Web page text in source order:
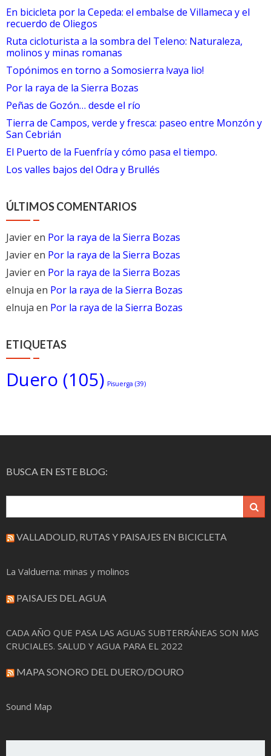
En bicicleta por la Cepeda: el embalse de Villameca y el
recuerdo de Oliegos
Ruta cicloturista a la sombra del Teleno: Naturaleza,
molinos y minas romanas
Topónimos en torno a Somosierra !vaya lio!
Por la raya de la Sierra Bozas
Peñas de Gozón… desde el río
Tierra de Campos, verde y fresca: paseo entre Monzón y
San Cebrián
El Puerto de la Fuenfría y cómo pasa el tiempo.
Los valles bajos del Odra y Brullés
ÚLTIMOS COMENTARIOS
Javieren Por la raya de la Sierra Bozas
Javieren Por la raya de la Sierra Bozas
Javieren Por la raya de la Sierra Bozas
elnuja en Por la raya de la Sierra Bozas
elnuja en Por la raya de la Sierra Bozas
ETIQUETAS
Duero (105) Pisuerga (39)
BUSCA EN ESTE BLOG:
VALLADOLID, RUTAS Y PAISAJES EN BICICLETA
La Valduerna: minas y molinos
PAISAJES DEL AGUA
CADA AÑO QUE PASA LAS AGUAS SUBTERRÁNEAS SON MAS
CRUCIALES. SALUD Y AGUA PARA EL 2022
MAPA SONORO DEL DUERO/DOURO
Sound Map